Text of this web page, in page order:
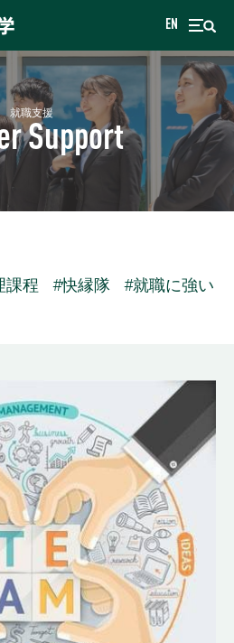
EN
就職支援
Support
課程 #快縁隊
#就職に強い